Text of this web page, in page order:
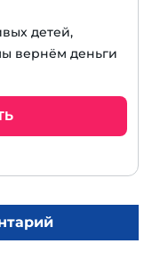
детей,
вернём деньги